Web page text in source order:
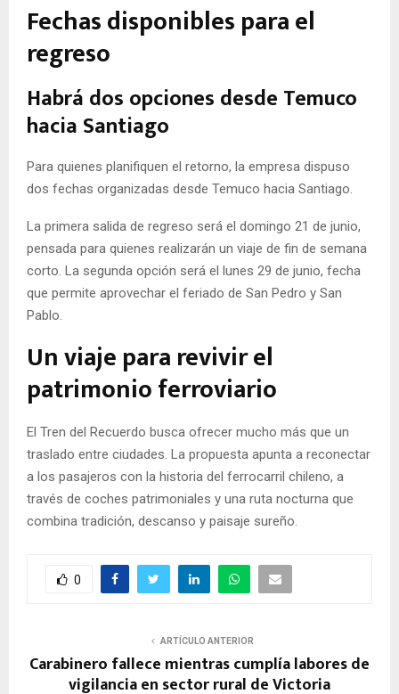
Fechas disponibles para el
regreso
Habrá dos opciones desde Temuco
hacia Santiago
Para quienes planifiquen el retorno, la empresa dispuso
dos fechas organizadas desde Temuco hacia Santiago.
La primera salida de regreso será el domingo 21 de junio,
pensada para quienes realizarán un viaje de fin de semana
corto. La segunda opción será el lunes 29 de junio, fecha
que permite aprovechar el feriado de San Pedro y San
Pablo.
Un viaje para revivir el
patrimonio ferroviario
El Tren del Recuerdo busca ofrecer mucho más que un
traslado entre ciudades. La propuesta apunta a reconectar
a los pasajeros con la historia del ferrocarril chileno, a
través de coches patrimoniales y una ruta nocturna que
combina tradición, descanso y paisaje sureño.
0
ARTÍCULO ANTERIOR
Carabinero fallece mientras cumplía labores de
vigilancia en sector rural de Victoria